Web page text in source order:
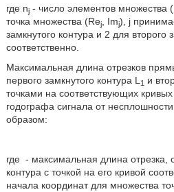
где nj- число элементов множества
точка множества (Rej, Imj), j
замкнутого контура и 2 для второго
соответственно.
Максимальная длина отрезков
первого замкнутого контура L 1 и
точками на соответствующих
годографа сигнала от
образом:
где - максимальная длина
контура с точкой на его кривой
начала координат для множества